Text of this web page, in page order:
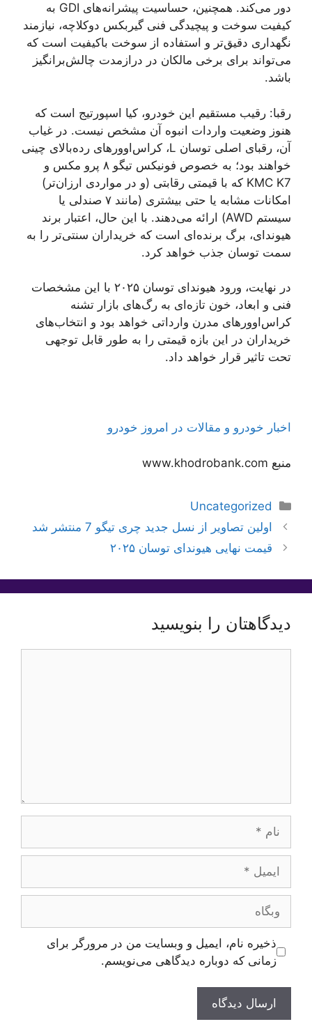
دور می‌کند. همچنین، حساسیت پیشرانه‌های GDI به
کیفیت سوخت و پیچیدگی فنی گیربکس دوکلاچه، نیازمند
نگهداری دقیق‌تر و استفاده از سوخت باکیفیت است که
می‌تواند برای برخی مالکان در درازمدت چالش‌برانگیز
باشد.
رقبا: رقیب مستقیم این خودرو، کیا اسپورتیج است که
هنوز وضعیت واردات انبوه آن مشخص نیست. در غیاب
آن، رقبای اصلی توسان L، کراس‌اوورهای رده‌بالای چینی
خواهند بود؛ به خصوص فونیکس تیگو ۸ پرو مکس و
KMC K7 که با قیمتی رقابتی (و در مواردی ارزان‌تر)
امکانات مشابه یا حتی بیشتری (مانند ۷ صندلی یا
سیستم AWD) ارائه می‌دهند. با این حال، اعتبار برند
هیوندای، برگ برنده‌ای است که خریداران سنتی‌تر را به
سمت توسان جذب خواهد کرد.
در نهایت، ورود هیوندای توسان ۲۰۲۵ با این مشخصات
فنی و ابعاد، خون تازه‌ای به رگ‌های بازار تشنه
کراس‌اوورهای مدرن وارداتی خواهد بود و انتخاب‌های
خریداران در این بازه قیمتی را به طور قابل توجهی
تحت تاثیر قرار خواهد داد.
اخبار خودرو و مقالات در امروز خودرو
منبع www.khodrobank.com
دسته‌ها
Uncategorized
اولین تصاویر از نسل جدید چری تیگو 7 منتشر شد
قیمت نهایی هیوندای توسان ۲۰۲۵
دیدگاهتان را بنویسید
وبگاه
ذخیره نام، ایمیل و وبسایت من در مرورگر برای
زمانی که دوباره دیدگاهی می‌نویسم.